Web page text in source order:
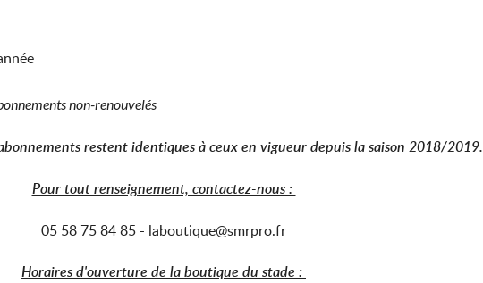
non-renouvelés
restent identiques à ceux en vigueur depuis la saison 2018/2019.
Pour tout renseignement, contactez-nous :
05 58 75 84 85 - laboutique@smrpro.fr
Horaires d'ouverture de la boutique du stade :